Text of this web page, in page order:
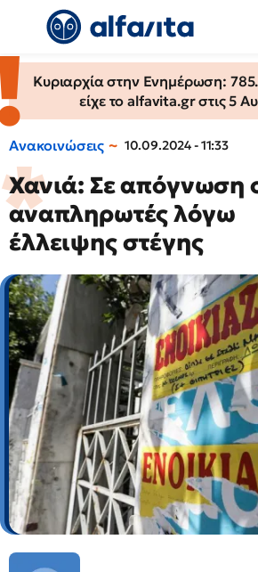
Κυριαρχία στην Ενημέρωση:
είχε το alfavita.gr στις 5
Ανακοινώσεις 10.09.2024 - 11:33
Χανιά: Σε απόγνωση
αναπληρωτές λόγω
έλλειψης στέγης